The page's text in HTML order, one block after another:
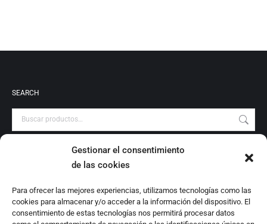
Gestionar el consentimiento
de las cookies
Para ofrecer las mejores experiencias, utilizamos tecnologías como las
cookies para almacenar y/o acceder a la información del dispositivo. El
consentimiento de estas tecnologías nos permitirá procesar datos
SEARCH
PRODUCT CATEGORIES
Catálogo
Escrituras Locales